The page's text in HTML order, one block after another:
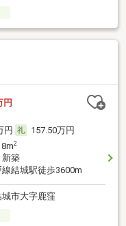
円
円
157.50万円
2
新築
線結城駅徒歩3600m
市大字鹿窪